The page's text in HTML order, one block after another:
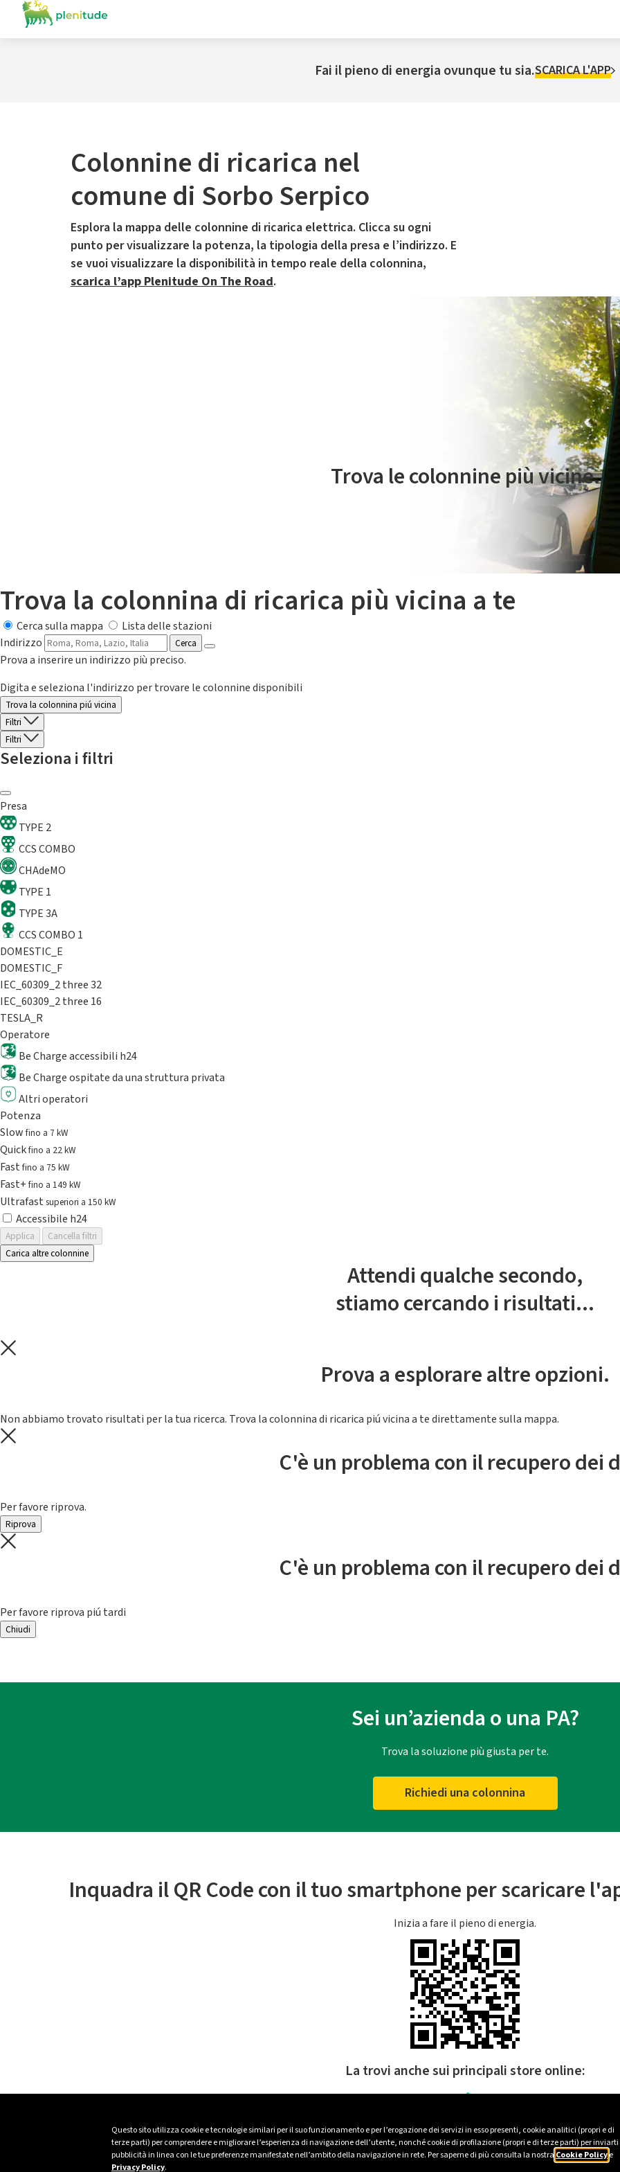
Questo sito utilizza cookie e tecnologie similari per il suo funzionamento e per l’erogazione dei servizi in esso presenti, cookie analitici (propri e di
terze parti) per comprendere e migliorare l’esperienza di navigazione dell’utente, nonché cookie di profilazione (propri e di terze parti) per inviarti
pubblicità in linea con le tue preferenze manifestate nell’ambito della navigazione in rete. Per saperne di più consulta la nostra Cookie Policye
Privacy Policy.
Fai il pieno di energia ovunque tu sia.SCARICA L'APP
Colonnine di ricarica nel
comune di Sorbo Serpico
Esplora la mappa delle colonnine di ricarica elettrica. Clicca su ogni
punto per visualizzare la potenza, la tipologia della presa e l’indirizzo. E
se vuoi visualizzare la disponibilità in tempo reale della colonnina,
scarica l’app Plenitude On The Road.
Il servizio di mobilità elettrica è gestito da Plenitude On The Road
Trova le colonnine più vicine.
Trova la colonnina di ricarica più vicina a te
Cerca sulla mappa
Lista delle stazioni
Indirizzo
Cerca
Prova a inserire un indirizzo più preciso.
Digita e seleziona l'indirizzo per trovare le colonnine disponibili
Trova la colonnina piú vicina
Filtri
Filtri
Seleziona i filtri
Presa
TYPE 2
CCS COMBO
CHAdeMO
TYPE 1
TYPE 3A
CCS COMBO 1
DOMESTIC_E
DOMESTIC_F
IEC_60309_2 three 32
IEC_60309_2 three 16
TESLA_R
Operatore
Be Charge accessibili h24
Be Charge ospitate da una struttura privata
Altri operatori
Potenza
Slowfino a 7 kW
Quickfino a 22 kW
Fastfino a 75 kW
Fast+fino a 149 kW
Ultrafast superiori a 150 kW
Accessibile h24
Applica
Cancella filtri
Carica altre colonnine
Attendi qualche secondo,
stiamo cercando i risultati...
Prova a esplorare altre opzioni.
Non abbiamo trovato risultati per la tua ricerca. Trova la colonnina di ricarica piú vicina a te direttamente sulla mappa.
C'è un problema con il recupero dei
Per favore riprova.
Riprova
C'è un problema con il recupero dei
Per favore riprova piú tardi
Chiudi
Sei un’azienda o una PA?
Trova la soluzione più giusta per te.
Richiedi una colonnina
Inquadra il QR Code con il tuo smartphone per scaricare
Inizia a fare il pieno di energia.
La trovi anche sui principali store online: